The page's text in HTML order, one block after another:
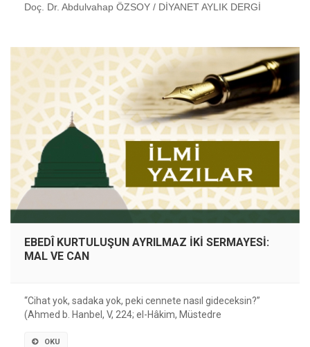
Doç. Dr. Abdulvahap ÖZSOY / DİYANET AYLIK DERGİ
EBEDÎ KURTULUŞUN AYRILMAZ İKİ SERMAYESİ:
MAL VE CAN
“Cihat yok, sadaka yok, peki cennete nasıl gideceksin?”
(Ahmed b. Hanbel, V, 224; el-Hâkim, Müstedre
OKU